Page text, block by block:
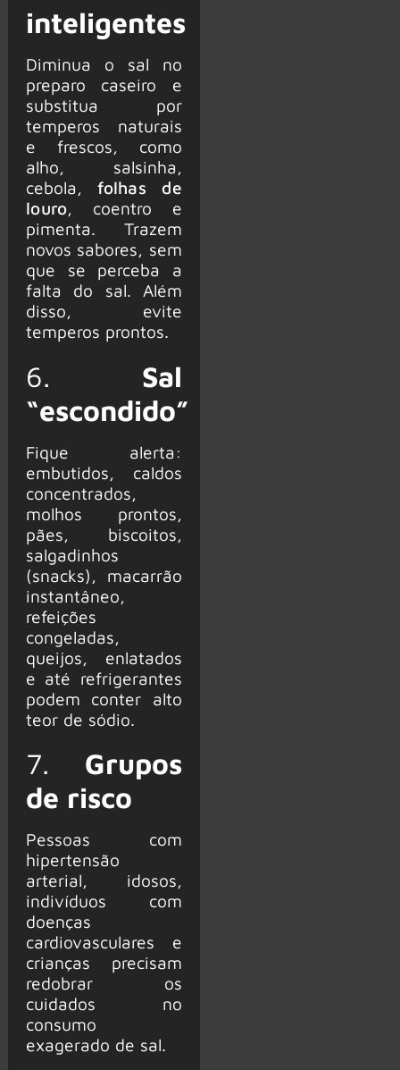
inteligentes
Diminua o sal no
preparo caseiro e
substitua por
temperos naturais
e frescos, como
alho, salsinha,
cebola, folhas de
louro, coentro e
pimenta. Trazem
novos sabores, sem
que se perceba a
falta do sal. Além
disso, evite
temperos prontos.
6. Sal
“escondido”
Fique alerta:
embutidos, caldos
concentrados,
molhos prontos,
pães, biscoitos,
salgadinhos
(snacks), macarrão
instantâneo,
refeições
congeladas,
queijos, enlatados
e até refrigerantes
podem conter alto
teor de sódio.
7. Grupos
de risco
Pessoas com
hipertensão
arterial, idosos,
indivíduos com
doenças
cardiovasculares e
crianças precisam
redobrar os
cuidados no
consumo
exagerado de sal.